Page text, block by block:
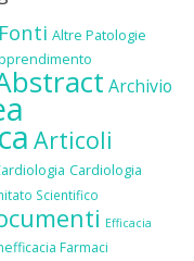
Altre Patologie
Archivio
Articoli
Cardiologia
Scientifico
Efficacia
Farmaci